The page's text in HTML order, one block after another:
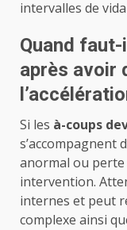
intervalles de
Quand
après avoir
Si les à-coups
s’accompagnent
anormal ou perte
intervention.
internes et peut
complexe ainsi